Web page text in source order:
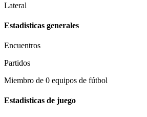
Lateral
Estadisticas generales
Encuentros
Partidos
Miembro de 0 equipos de fútbol
Estadisticas de juego